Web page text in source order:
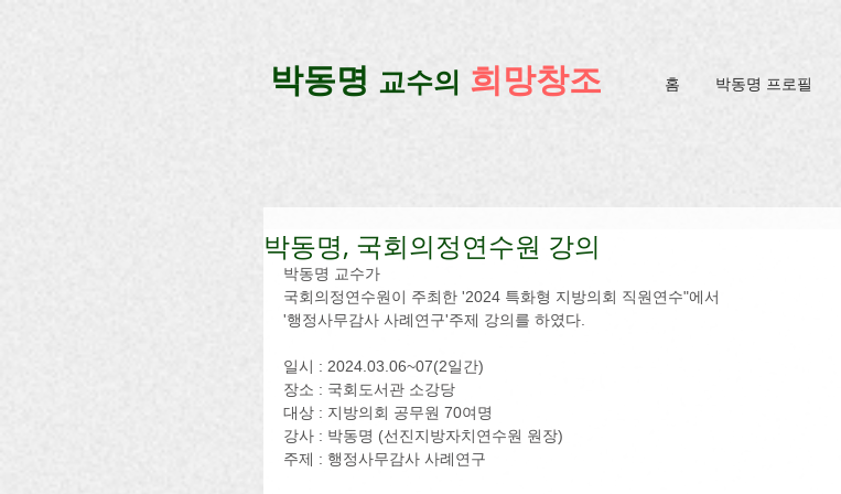
​박동명 교수의 희망창조 홈 박동명 프로필
박동명, 국회의정연수원 강의
박동명 교수가
국회의정연수원이 주최한 '2024 특화형 지방의회 직원연수"에서
'행정사무감사 사례연구'주제 강의를 하였다.
일시 : 2024.03.06~07(2일간)
장소 : 국회도서관 소강당
대상 : 지방의회 공무원 70여명
강사 : 박동명 (선진지방자치연수원 원장)
주제 : 행정사무감사 사례연구